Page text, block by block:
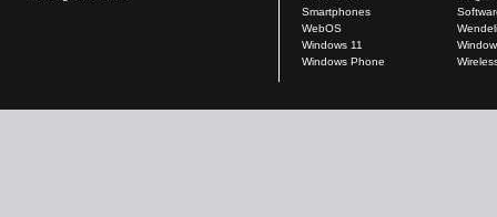
Smartphones
WebOS
Windows 11
Windows Phone